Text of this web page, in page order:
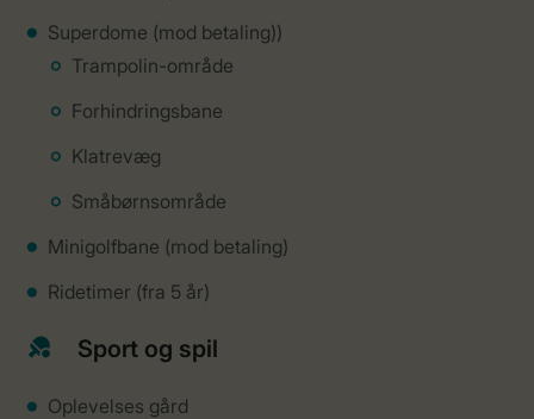
Superdome (mod betaling))
Trampolin-område
Forhindringsbane
Klatrevæg
Småbørnsområde
Minigolfbane (mod betaling)
Ridetimer (fra 5 år)
Sport og spil
Oplevelses gård